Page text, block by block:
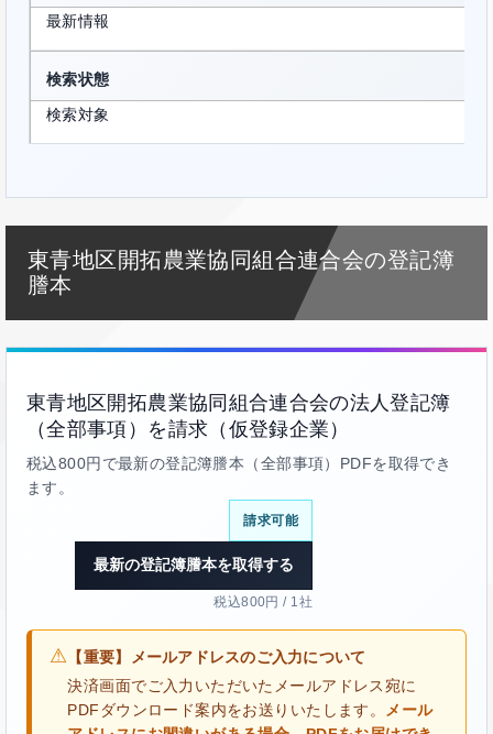
最新情報
検索状態
検索対象
東青地区開拓農業協同組合連合会の登記簿
謄本
東青地区開拓農業協同組合連合会の法人登記簿
（全部事項）を請求（仮登録企業）
税込800円で最新の登記簿謄本（全部事項）PDFを取得でき
ます。
請求可能
最新の登記簿謄本を取得する
税込800円 / 1社
⚠ 【重要】メールアドレスのご入力について
決済画面でご入力いただいたメールアドレス宛に
PDFダウンロード案内をお送りいたします。
メール